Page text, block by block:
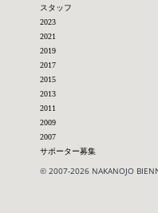
スタッフ
2023
2021
2019
2017
2015
2013
2011
2009
2007
サポーター募集
© 2007-2026 NAKANOJO